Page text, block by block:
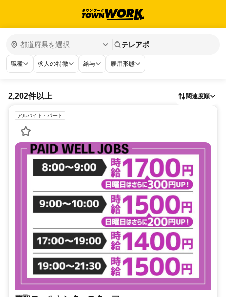
テレアポ
職種 求人の特徴 給与 雇用形態
2,202件以上 関連度順
アルバイト・パート